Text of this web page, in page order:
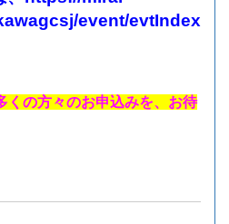
event/evtIndex
くの方々のお申込みを、お待